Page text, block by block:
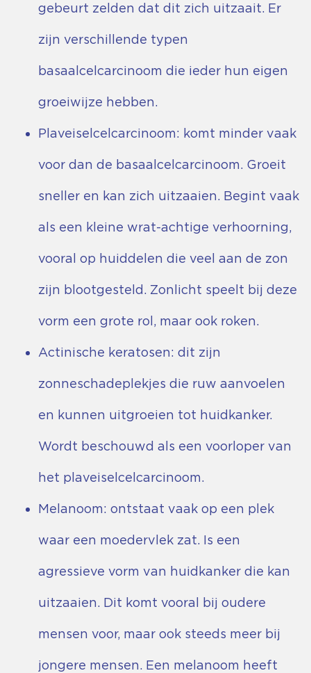
gebeurt zelden dat dit zich uitzaait. Er
zijn verschillende typen
basaalcelcarcinoom die ieder hun eigen
groeiwijze hebben.
Plaveiselcelcarcinoom: komt minder vaak
voor dan de basaalcelcarcinoom. Groeit
sneller en kan zich uitzaaien. Begint vaak
als een kleine wrat-achtige verhoorning,
vooral op huiddelen die veel aan de zon
zijn blootgesteld. Zonlicht speelt bij deze
vorm een grote rol, maar ook roken.
Actinische keratosen: dit zijn
zonneschadeplekjes die ruw aanvoelen
en kunnen uitgroeien tot huidkanker.
Wordt beschouwd als een voorloper van
het plaveiselcelcarcinoom.
Melanoom: ontstaat vaak op een plek
waar een moedervlek zat. Is een
agressieve vorm van huidkanker die kan
uitzaaien. Dit komt vooral bij oudere
mensen voor, maar ook steeds meer bij
jongere mensen. Een melanoom heeft